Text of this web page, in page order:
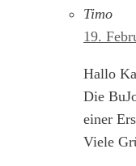
Timo
19.
Hallo
Die
einer
Viele